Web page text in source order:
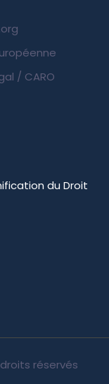
/ CARO
du Droit
réservés